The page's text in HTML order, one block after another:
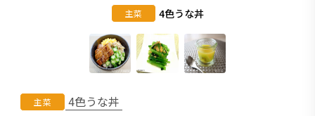
主菜 4色うな丼
主菜 4色うな丼